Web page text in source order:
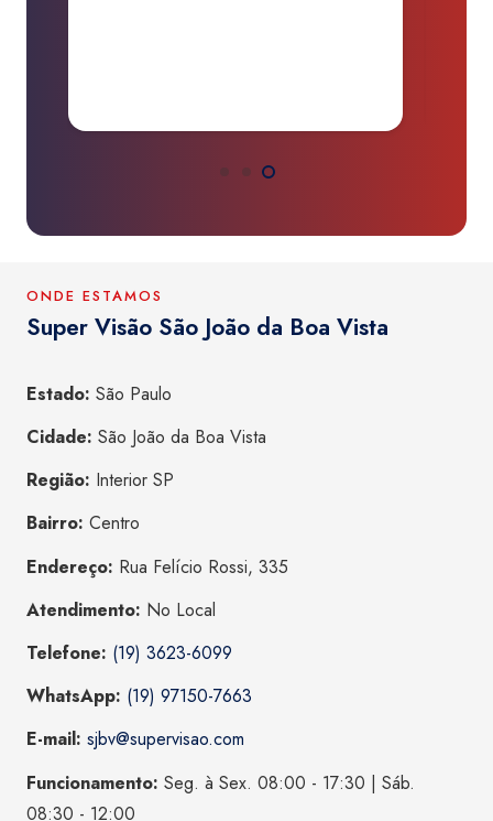
ONDE ESTAMOS
Super Visão São João da Boa Vista
Estado: São Paulo
Cidade: São João da Boa Vista
Região: Interior SP
Bairro: Centro
Endereço: Rua Felício Rossi, 335
Atendimento: No Local
Telefone: (19) 3623-6099
WhatsApp: (19) 97150-7663
E-mail: sjbv@supervisao.com
Funcionamento: Seg. à Sex. 08:00 - 17:30 | Sáb.
08:30 - 12:00